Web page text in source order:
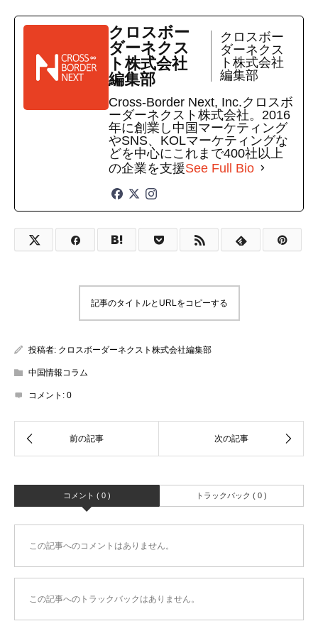
クロスボー
ダーネクス
ト株式会社
編集部
クロスボー
ダーネクス
ト株式会社
編集部
Cross-Border Next, Inc.クロスボ
ーダーネクスト株式会社。2016
年に創業し中国マーケティング
やSNS、KOLマーケティングな
どを中心にこれまで400社以上
の企業を支援See Full Bio
記事のタイトルとURLをコピーする
投稿者: クロスボーダーネクスト株式会社編集部
中国情報コラム
コメント: 0
コメント ( 0 ) トラックバック ( 0 )
この記事へのコメントはありません。
この記事へのトラックバックはありません。